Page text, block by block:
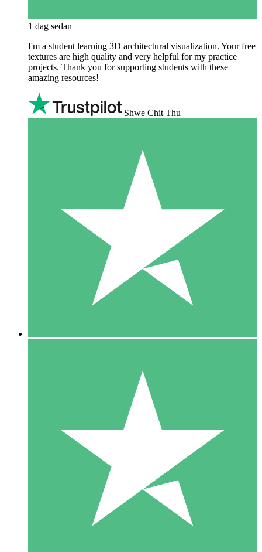
1 dag sedan
I'm a student learning 3D architectural visualization. Your free
textures are high quality and very helpful for my practice
projects. Thank you for supporting students with these
amazing resources!
Shwe Chit Thu